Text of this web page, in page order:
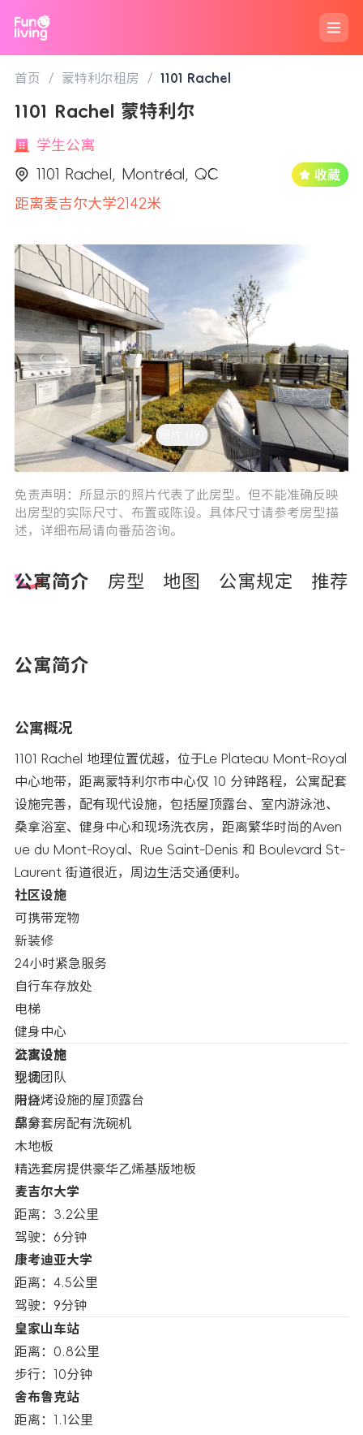
首页 / 蒙特利尔租房 / 1101 Rachel
1101 Rachel 蒙特利尔
学生公寓
1101 Rachel, Montréal, QC
距离麦吉尔大学2142米
免责声明：所显示的照片代表了此房型。但不能准确反映
出房型的实际尺寸、布置或陈设。具体尺寸请参考房型描
述，详细布局请向番茄咨询。
公寓简介 房型 地图 公寓规定 推荐
公寓简介
公寓概况
1101 Rachel 地理位置优越，位于Le Plateau Mont-Royal
中心地带，距离蒙特利尔市中心仅 10 分钟路程，公寓配套
设施完善，配有现代设施，包括屋顶露台、室内游泳池、
桑拿浴室、健身中心和现场洗衣房，距离繁华时尚的Aven
ue du Mont-Royal、Rue Saint-Denis 和 Boulevard St-
Laurent 街道很近，周边生活交通便利。
社区设施
可携带宠物
新装修
24小时紧急服务
自行车存放处
电梯
健身中心
洗衣设施
现场团队
带烧烤设施的屋顶露台
桑拿
公寓设施
空调
阳台
部分套房配有洗碗机
木地板
精选套房提供豪华乙烯基版地板
麦吉尔大学
距离：3.2公里
驾驶：6分钟
康考迪亚大学
距离：4.5公里
驾驶：9分钟
皇家山车站
距离：0.8公里
步行：10分钟
舍布鲁克站
距离：1.1公里